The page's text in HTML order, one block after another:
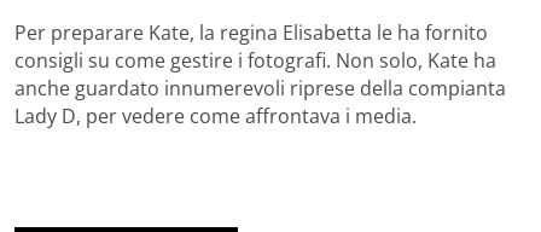
Per preparare Kate, la regina Elisabetta le ha fornito
consigli su come gestire i fotografi. Non solo, Kate ha
anche guardato innumerevoli riprese della compianta
Lady D, per vedere come affrontava i media.